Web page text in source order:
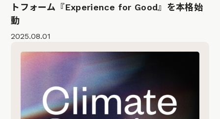
トフォーム『Experience for Good』を本格始
動
2025.08.01